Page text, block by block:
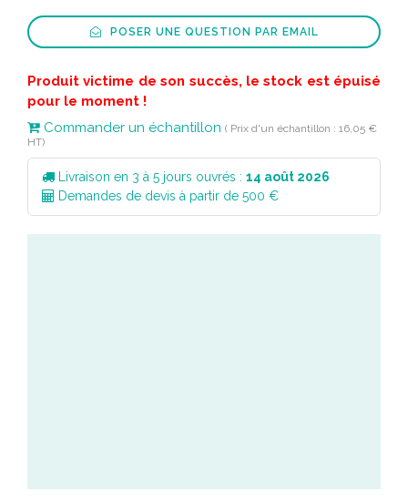
POSER UNE QUESTION PAR EMAIL
Produit victime de son succès, le stock est épuisé
pour le moment !
Commander un échantillon ( Prix d'un échantillon : 16,05 €
HT)
Livraison en 3 à 5 jours ouvrés : 14 août 2026
Demandes de devis à partir de 500 €